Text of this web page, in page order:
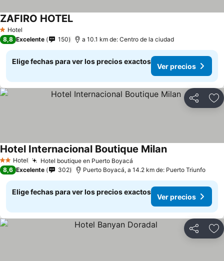
1 Estrellas
Hotel
ZAFIRO HOTEL
8,8 Excelente 150 a 10.1 km de: Centro de la ciudad
Elige fechas para ver los precios exactos
Ver precios
Compartir
2 Estrellas
Hotel Hotel boutique en Puerto Boyacá
Hotel Internacional Boutique Milan
8,6 Excelente 302 Puerto Boyacá, a 14.2 km de: Puerto Triunfo
Elige fechas para ver los precios exactos
Ver precios
Compartir